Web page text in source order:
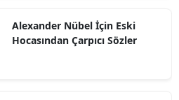
Alexander Nübel İçin Eski
Hocasından Çarpıcı Sözler